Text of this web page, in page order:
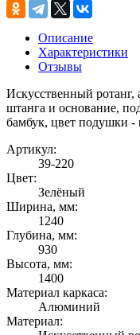
Описание
Характеристики
Отзывы
Искусственный ротанг,
штанга и основание,
бамбук, цвет подушки -
Артикул:
39-220
Цвет:
Зелёный
Ширина, мм:
1240
Глубина, мм:
930
Высота, мм:
1400
Материал каркаса:
Алюминий
Материал: